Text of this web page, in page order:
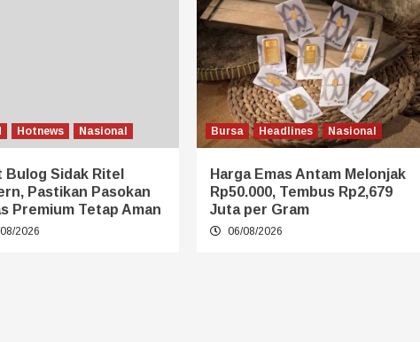
Hotnews Nasional
Bulog Sidak Ritel
Pastikan Pasokan
Premium Tetap Aman
2026
Bursa Headlines Nasional
Harga Emas Antam Melonjak
Rp50.000, Tembus Rp2,679
Juta per Gram
06/08/2026